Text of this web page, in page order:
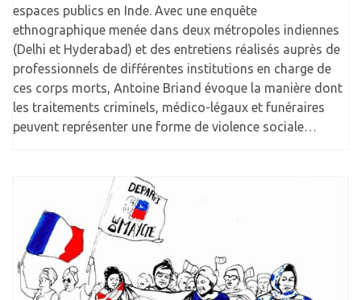
espaces publics en Inde. Avec une enquête
ethnographique menée dans deux métropoles indiennes
(Delhi et Hyderabad) et des entretiens réalisés auprès de
professionnels de différentes institutions en charge de
ces corps morts, Antoine Briand évoque la manière dont
les traitements criminels, médico-légaux et funéraires
peuvent représenter une forme de violence sociale…